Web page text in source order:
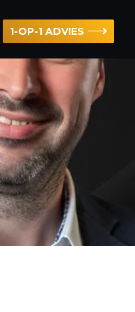
1-OP-1 ADVIES